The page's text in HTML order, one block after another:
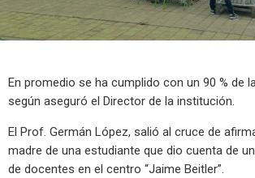
En promedio se ha cumplido con un 90 % de
según aseguró el Director de la institución.
El Prof. Germán López, salió al cruce de
madre de una estudiante que dio cuenta de
de docentes en el centro “Jaime Beitler”.